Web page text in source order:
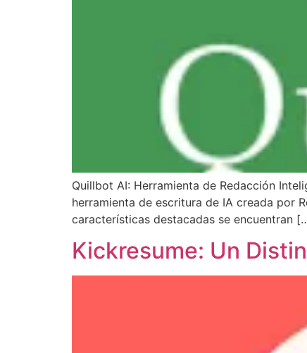
Quillbot AI: Herramienta de Redacción
herramienta de escritura de IA creada por
características destacadas se encuentran
Kickresume: Un